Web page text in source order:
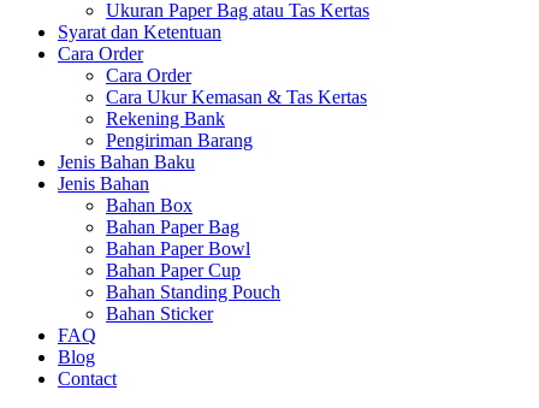
Ukuran Paper Bag atau Tas Kertas
Syarat dan Ketentuan
Cara Order
Cara Order
Cara Ukur Kemasan & Tas Kertas
Rekening Bank
Pengiriman Barang
Jenis Bahan Baku
Jenis Bahan
Bahan Box
Bahan Paper Bag
Bahan Paper Bowl
Bahan Paper Cup
Bahan Standing Pouch
Bahan Sticker
FAQ
Blog
Contact